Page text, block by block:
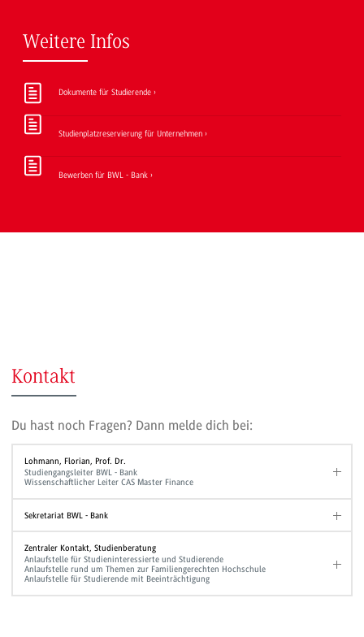
Weitere Infos
Dokumente für Studierende
Studienplatzreservierung für Unternehmen
Bewerben für BWL - Bank
Kontakt
Du hast noch Fragen? Dann melde dich bei:
Lohmann, Florian, Prof. Dr.
Studiengangsleiter BWL - Bank
Wissenschaftlicher Leiter CAS Master Finance
Sekretariat BWL - Bank
Zentraler Kontakt, Studienberatung
Anlaufstelle für Studieninteressierte und Studierende
Anlaufstelle rund um Themen zur Familiengerechten Hochschule
Anlaufstelle für Studierende mit Beeinträchtigung